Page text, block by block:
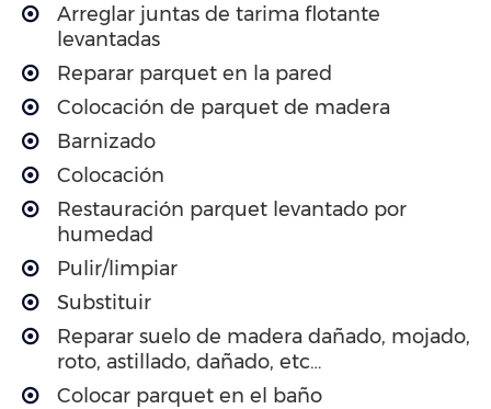
Arreglar juntas de tarima flotante
levantadas
Reparar parquet en la pared
Colocación de parquet de madera
Barnizado
Colocación
Restauración parquet levantado por
humedad
Pulir/limpiar
Substituir
Reparar suelo de madera dañado, mojado,
roto, astillado, dañado, etc…
Colocar parquet en el baño